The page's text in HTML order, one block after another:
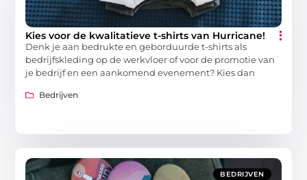
Kies voor de kwalitatieve t-shirts van Hurricane!
Denk je aan bedrukte en geborduurde t-shirts als
bedrijfskleding op de werkvloer of voor de promotie van
je bedrijf en een aankomend evenement? Kies dan
Bedrijven
BEDRIJVEN